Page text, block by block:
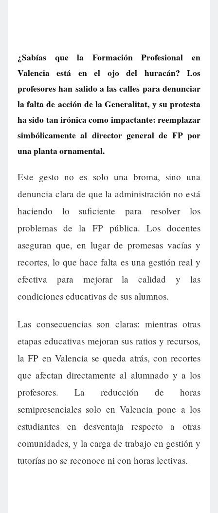
¿Sabías que la Formación Profesional en
Valencia está en el ojo del huracán? Los
profesores han salido a las calles para denunciar
la falta de acción de la Generalitat, y su protesta
ha sido tan irónica como impactante: reemplazar
simbólicamente al director general de FP por
una planta ornamental.
Este gesto no es solo una broma, sino una
denuncia clara de que la administración no está
haciendo lo suficiente para resolver los
problemas de la FP pública. Los docentes
aseguran que, en lugar de promesas vacías y
recortes, lo que hace falta es una gestión real y
efectiva para mejorar la calidad y las
condiciones educativas de sus alumnos.
Las consecuencias son claras: mientras otras
etapas educativas mejoran sus ratios y recursos,
la FP en Valencia se queda atrás, con recortes
que afectan directamente al alumnado y a los
profesores. La reducción de horas
semipresenciales solo en Valencia pone a los
estudiantes en desventaja respecto a otras
comunidades, y la carga de trabajo en gestión y
tutorías no se reconoce ni con horas lectivas.